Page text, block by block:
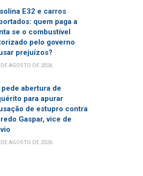
E32 e carros
quem paga a
se o combustível
pelo governo
prejuízos?
AGOSTO DE 2026
pede abertura de
para apurar
de estupro contra
Gaspar, vice de
AGOSTO DE 2026